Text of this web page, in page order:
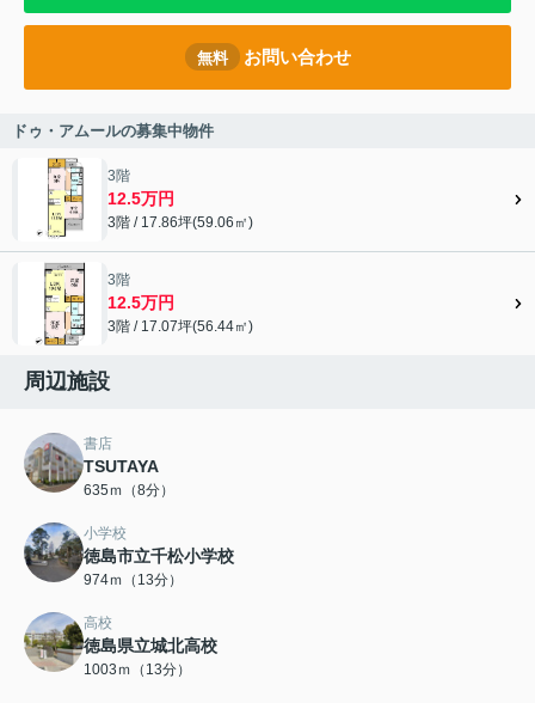
無料 お問い合わせ
ドゥ・アムールの募集中物件
3階
12.5万円
3階 / 17.86坪(59.06㎡)
3階
12.5万円
3階 / 17.07坪(56.44㎡)
周辺施設
書店
TSUTAYA
635ｍ（8分）
小学校
徳島市立千松小学校
974ｍ（13分）
高校
徳島県立城北高校
1003ｍ（13分）